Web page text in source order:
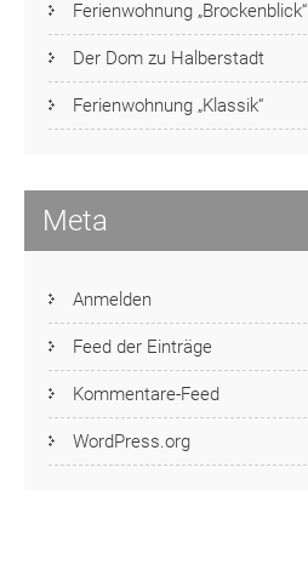
Ferienwohnung „Brockenblick“
Der Dom zu Halberstadt
Ferienwohnung „Klassik“
Meta
Anmelden
Feed der Einträge
Kommentare-Feed
WordPress.org